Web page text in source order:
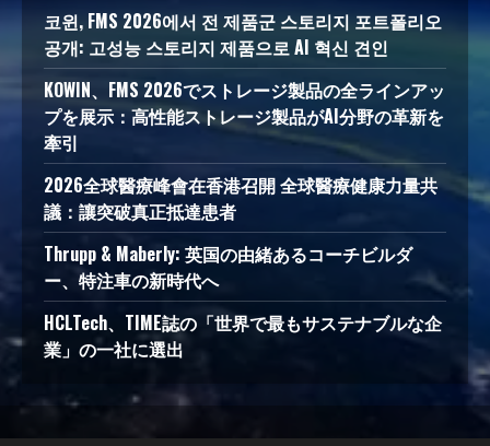
코윈, FMS 2026에서 전 제품군 스토리지 포트폴리오
공개: 고성능 스토리지 제품으로 AI 혁신 견인
KOWIN、FMS 2026でストレージ製品の全ラインアッ
プを展示：高性能ストレージ製品がAI分野の革新を
牽引
2026全球醫療峰會在香港召開 全球醫療健康力量共
議：讓突破真正抵達患者
Thrupp & Maberly: 英国の由緒あるコーチビルダ
ー、特注車の新時代へ
HCLTech、TIME誌の「世界で最もサステナブルな企
業」の一社に選出